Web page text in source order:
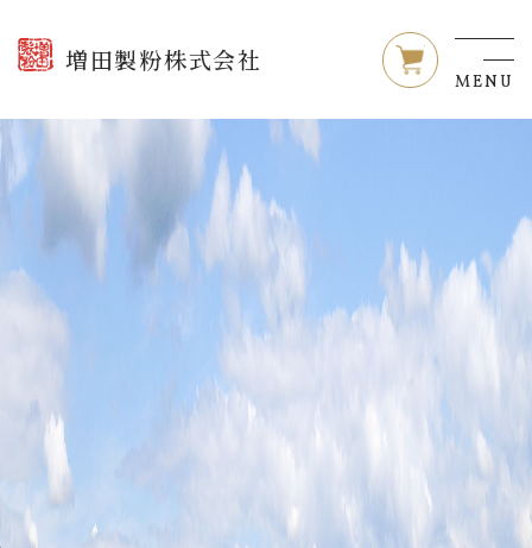
増田製粉株式会社
ご家庭用のご案内
レシピ
採用情報
お問い合わせ
オンラインショップ
MENU